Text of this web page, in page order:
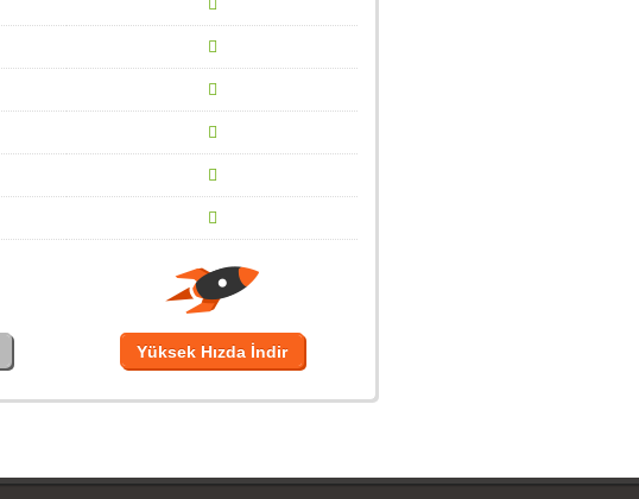
Yüksek Hızda İndir